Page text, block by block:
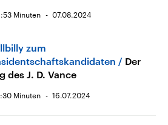
Minuten 07.08.2024
zum
Der
des J. D. Vance
Minuten 16.07.2024